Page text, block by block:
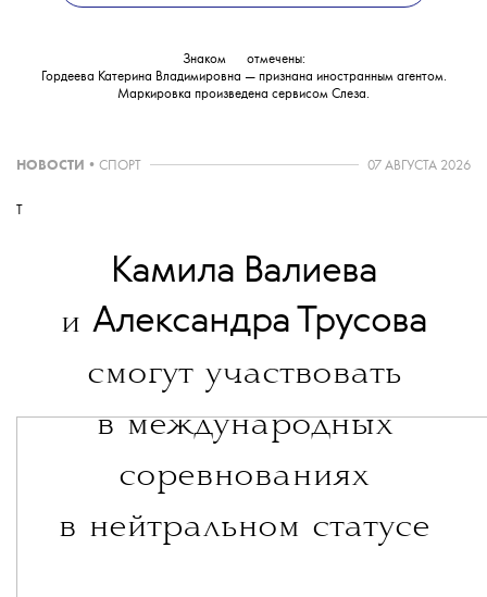
Знаком
отмечены:
Гордеева Катерина Владимировна — признана иностранным агентом.
Маркировка произведена сервисом Слеза.
НОВОСТИ • СПОРТ 07 АВГУСТА 2026
Камила Валиева
и Александра Трусова
смогут участвовать
в международных
соревнованиях
в нейтральном статусе